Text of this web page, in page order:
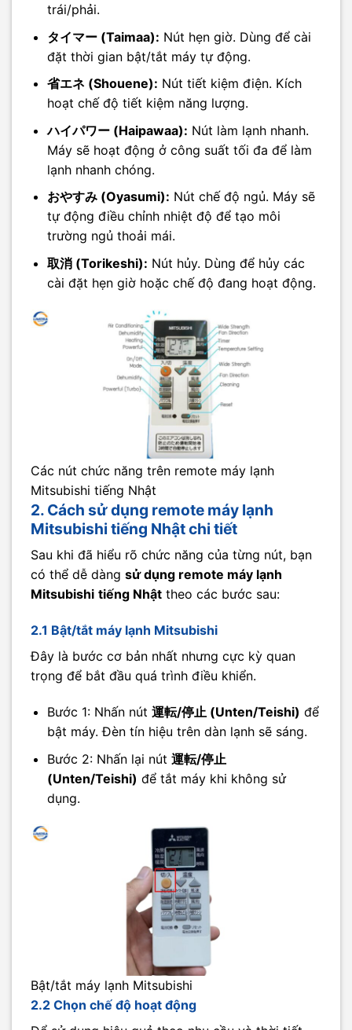
trái/phải.
タイマー (Taimaa): Nút hẹn giờ. Dùng để cài
đặt thời gian bật/tắt máy tự động.
省エネ (Shouene): Nút tiết kiệm điện. Kích
hoạt chế độ tiết kiệm năng lượng.
ハイパワー (Haipawaa): Nút làm lạnh nhanh.
Máy sẽ hoạt động ở công suất tối đa để làm
lạnh nhanh chóng.
おやすみ (Oyasumi): Nút chế độ ngủ. Máy sẽ
tự động điều chỉnh nhiệt độ để tạo môi
trường ngủ thoải mái.
取消 (Torikeshi): Nút hủy. Dùng để hủy các
cài đặt hẹn giờ hoặc chế độ đang hoạt động.
Các nút chức năng trên remote máy lạnh
Mitsubishi tiếng Nhật
2. Cách sử dụng remote máy lạnh
Mitsubishi tiếng Nhật chi tiết
Sau khi đã hiểu rõ chức năng của từng nút, bạn
có thể dễ dàng sử dụng remote máy lạnh
Mitsubishi tiếng Nhật theo các bước sau:
2.1 Bật/tắt máy lạnh Mitsubishi
Đây là bước cơ bản nhất nhưng cực kỳ quan
trọng để bắt đầu quá trình điều khiển.
Bước 1: Nhấn nút 運転/停止 (Unten/Teishi) để
bật máy. Đèn tín hiệu trên dàn lạnh sẽ sáng.
Bước 2: Nhấn lại nút 運転/停止
(Unten/Teishi) để tắt máy khi không sử
dụng.
Bật/tắt máy lạnh Mitsubishi
2.2 Chọn chế độ hoạt động